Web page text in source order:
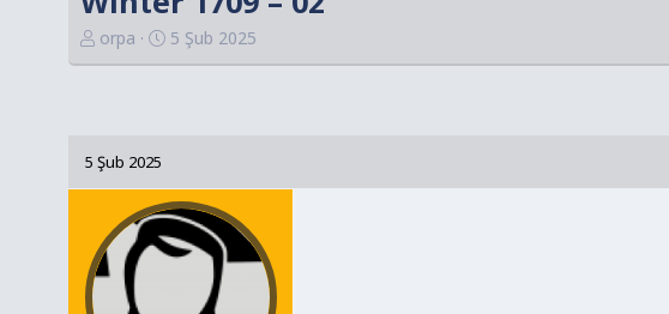
K
o
u
B
ş
l
orpa
B
a
g
ı
ç
5 Şub 2025
5 Şub 2025